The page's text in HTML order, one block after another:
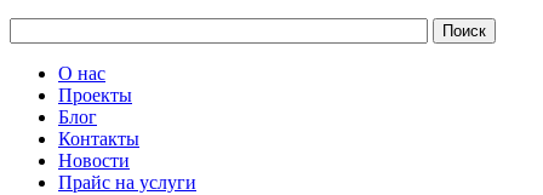
О нас
Проекты
Блог
Контакты
Новости
Прайс на услуги